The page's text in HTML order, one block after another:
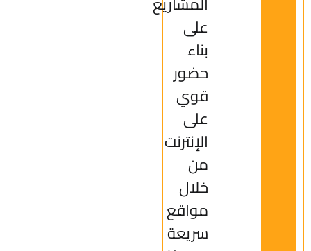
على
بناء
حضور
قوي
على
الإنترنت
من
خلال
مواقع
سريعة